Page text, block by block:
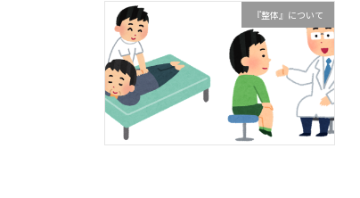
『整体』について